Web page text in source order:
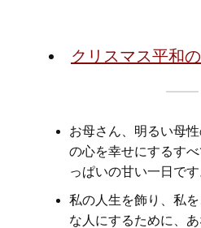
クリスマス平和
お母さん、明るい母
の心を幸せにするす
っぱいの甘い一日です
私の人生を飾り、私
な人にするために、